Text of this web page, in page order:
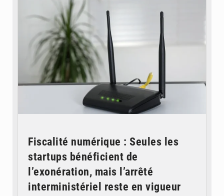
Fiscalité numérique : Seules les
startups bénéficient de
l’exonération, mais l’arrêté
interministériel reste en vigueur